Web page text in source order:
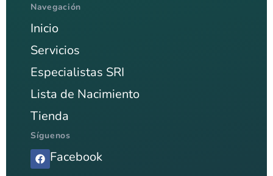
Navegación
Inicio
Servicios
Especialistas SRI
Lista de Nacimiento
Tienda
Síguenos
Facebook